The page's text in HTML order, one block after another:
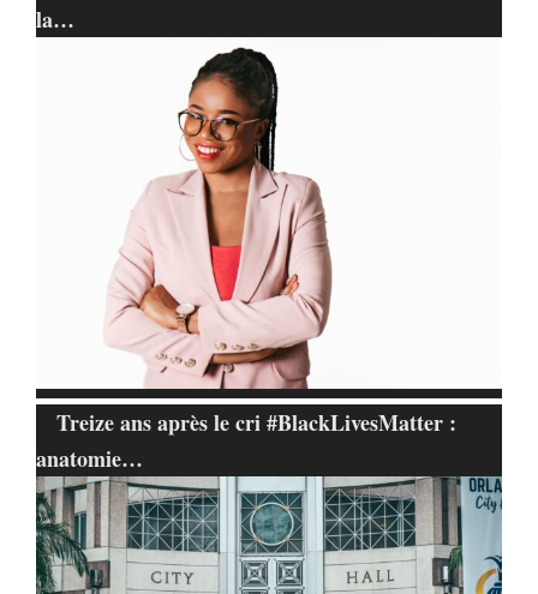
la…
Treize ans après le cri #BlackLivesMatter :
anatomie…